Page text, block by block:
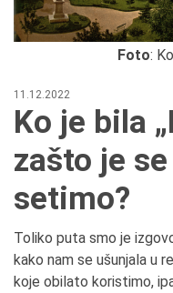
Foto:
11.12.2022
Ko je bila
zašto je
setimo?
Toliko puta smo je
kako nam se ušunjala u
koje obilato koristimo,